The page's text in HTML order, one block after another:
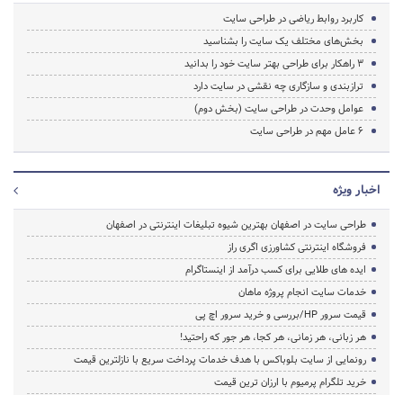
کاربرد روابط ریاضی در طراحی سایت
بخش‌های مختلف یک سایت را بشناسید
3 راهکار برای طراحی بهتر سایت خود را بدانید
ترازبندی و سازگاری چه نقشی در سایت دارد
عوامل وحدت در طراحی سایت (بخش دوم)
6 عامل مهم در طراحی سایت
اخبار ویژه
طراحی سایت در اصفهان بهترین شیوه تبلیغات اینترنتی در اصفهان
فروشگاه اینترنتی کشاورزی اگری راز
ایده های طلایی برای کسب درآمد از اینستاگرام
خدمات سایت انجام پروژه ماهان
قیمت سرور HP/بررسی و خرید سرور اچ پی
هر زبانی، هر زمانی، هر کجا، هر جور که راحتید!
رونمایی از سایت بلوباکس با هدف خدمات پرداخت سریع با نازلترین قیمت
خرید تلگرام پرمیوم با ارزان ترین قیمت